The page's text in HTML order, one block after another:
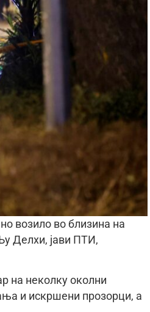
возило во близина на
Делхи, јави ПТИ,
на неколку околни
и искршени прозорци, а